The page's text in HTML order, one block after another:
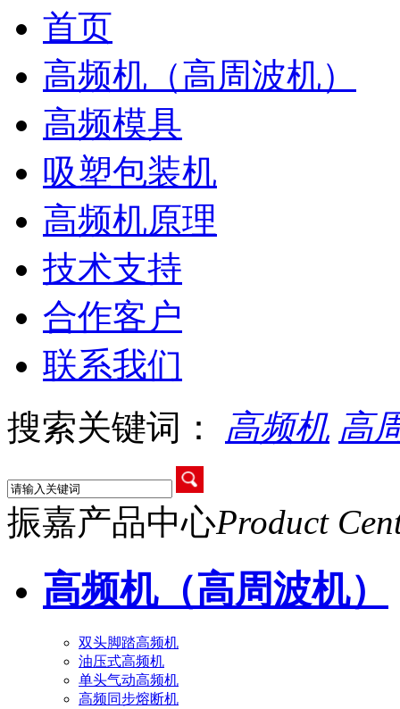
首页
高频机（高周波机）
高频模具
吸塑包装机
高频机原理
技术支持
合作客户
联系我们
搜索关键词： 高频机 高
振嘉产品中心Product
高频机（高周波机）
双头脚踏高频机
油压式高频机
单头气动高频机
高频同步熔断机